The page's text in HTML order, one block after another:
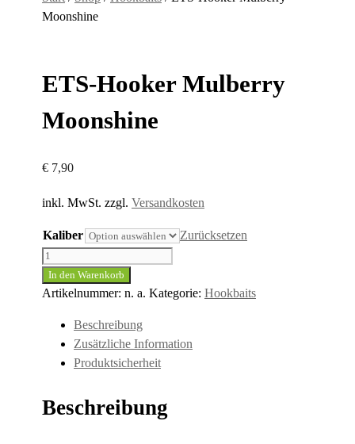
Moonshine
ETS-Hooker Mulberry
Moonshine
€ 7,90
inkl. MwSt. zzgl. Versandkosten
Kaliber
Zurücksetzen
ETS-
Hooker
Mulberry
Menge
In den Warenkorb
Artikelnummer: n. a. Kategorie: Hookbaits
Beschreibung
Zusätzliche Information
Produktsicherheit
Beschreibung